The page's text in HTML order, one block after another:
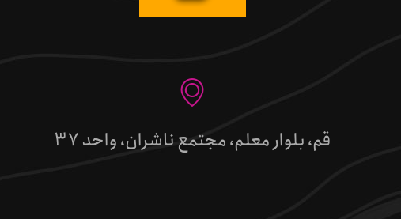
قم، بلوار معلم، مجتمع ناشران، واحد 37